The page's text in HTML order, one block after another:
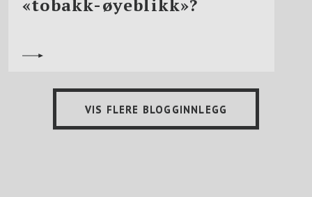
«tobakk-øyeblikk»?
VIS FLERE BLOGGINNLEGG